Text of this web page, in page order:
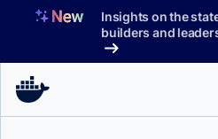
へ
Insights on the
builders and